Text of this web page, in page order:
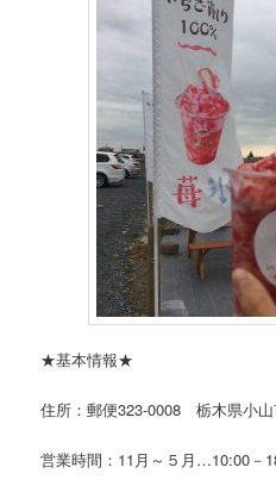
★基本情報★
住所：郵便323-0008 栃木県小
営業時間：11月～５月…10:00－